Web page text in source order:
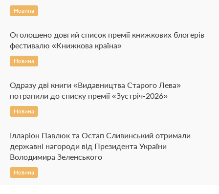
Новина
Оголошено довгий список премії книжкових блогерів
фестивалю «Книжкова країна»
Новина
Одразу дві книги «Видавництва Старого Лева»
потрапили до списку премії «Зустріч-2026»
Новина
Ілларіон Павлюк та Остап Сливинський отримали
державні нагороди від Президента України
Володимира Зеленського
Новина